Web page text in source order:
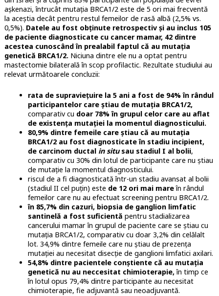
așkenazi, întrucât mutația BRCA1/2 este de 5 ori mai frecventă
la aceștia decât pentru restul femeilor de rasă albă (2,5% vs.
0,5%). Datele au fost obținute retrospectiv și au inclus 105
de paciente diagnosticate cu cancer mamar, 42 dintre
acestea cunoscând în prealabil faptul că au mutația
genetică BRCA1/2.Niciuna dintre ele nu a optat pentru
mastectomie bilaterală în scop profilactic. Rezultate studiului au
relevat următoarele concluzii:
rata de supraviețuire la 5 ani a fost de 94% în rândul
participantelor care știau de mutația BRCA1/2,
comparativ cu doar 78% în grupul celor care au aflat
de existența mutației la momentul diagnosticului.
80,9% dintre femeile care știau că au mutația
BRCA1/2 au fost diagnosticate în stadiu incipient,
de carcinom ductal in situsau stadiul I al bolii,
comparativ cu 30% din lotul de participante care nu știau
de mutație la momentul diagnosticului.
riscul de a fi diagnosticată într-un stadiu avansat al bolii
(stadiul II cel puțin) este de 12 ori mai mareîn rândul
femeilor care nu au efectuat screening pentru BRCA1/2.
în 85,7% din cazuri, biopsia de ganglion limfatic
santinelă a fost suficientă pentru stadializarea
cancerului mamar în grupul de paciente care se știau cu
mutația BRCA1/2, comparativ cu doar 3,2% din celălalt
lot. 34,9% dintre femeile care nu știau de prezența
mutației au necesitat disecție de ganglioni limfatici axilari.
54,8% dintre pacientele conștiente că au mutația
genetică nu au neccesitat chimioterapie,în timp ce
în lotul opus 79,4% dintre participante au necesitat
chimioterapie, fie adjuvantă sau neoadjuvantă.